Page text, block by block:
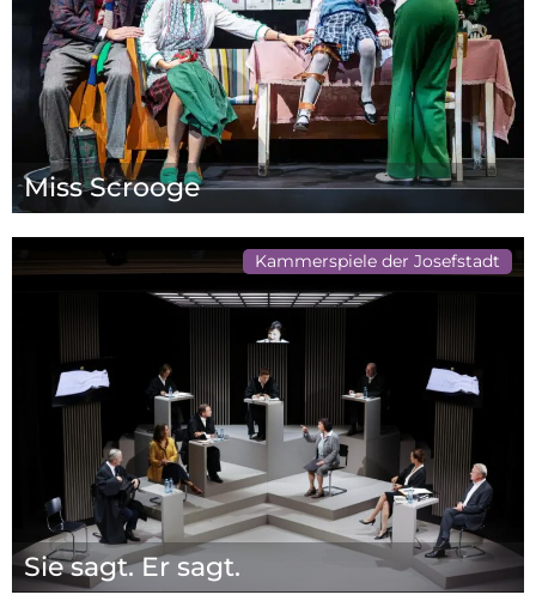
Miss Scrooge
Kammerspiele der Josefstadt
Sie sagt. Er sagt.